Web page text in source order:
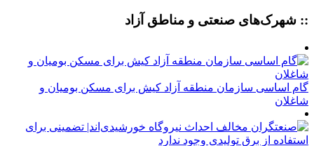
:: شهرک‌های صنعتی و مناطق آزاد
گام اساسی سازمان منطقه آزاد کیش برای مسکن بومیان و
شاغلان